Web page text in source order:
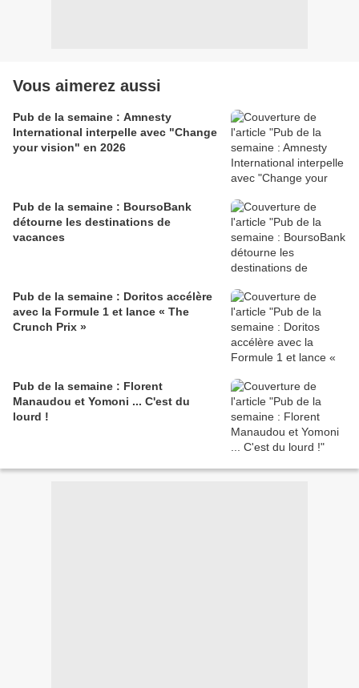
Vous aimerez aussi
Pub de la semaine : Amnesty
International interpelle avec "Change
your vision" en 2026
Pub de la semaine : BoursoBank
détourne les destinations de
vacances
Pub de la semaine : Doritos accélère
avec la Formule 1 et lance « The
Crunch Prix »
Pub de la semaine : Florent
Manaudou et Yomoni ... C'est du
lourd !